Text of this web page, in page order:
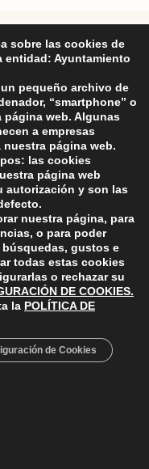
R-29 39313 Polanco
+34 942 82 49 75
Personales -Política de
de Accesibilidad
sobre las cookies de
entidad: Ayuntamiento
pequeño archivo de
“smartphone” o
web. Algunas
a empresas
página web.
las cookies
página web
autorización y son las
nuestra página, para
o para poder
gustos e
todas estas cookies
o rechazar su
DE COOKIES.
la POLÍTICA DE
de Cookies